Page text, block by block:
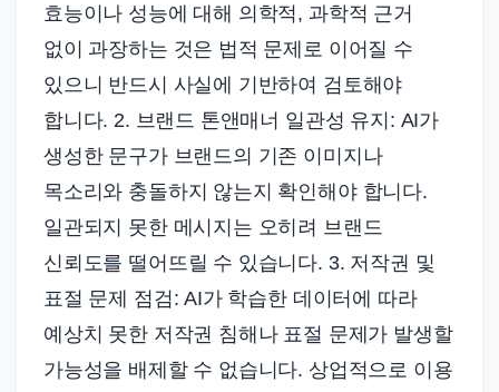
효능이나 성능에 대해 의학적, 과학적 근거
없이 과장하는 것은 법적 문제로 이어질 수
있으니 반드시 사실에 기반하여 검토해야
합니다. 2. 브랜드 톤앤매너 일관성 유지: AI가
생성한 문구가 브랜드의 기존 이미지나
목소리와 충돌하지 않는지 확인해야 합니다.
일관되지 못한 메시지는 오히려 브랜드
신뢰도를 떨어뜨릴 수 있습니다. 3. 저작권 및
표절 문제 점검: AI가 학습한 데이터에 따라
예상치 못한 저작권 침해나 표절 문제가 발생할
가능성을 배제할 수 없습니다. 상업적으로 이용